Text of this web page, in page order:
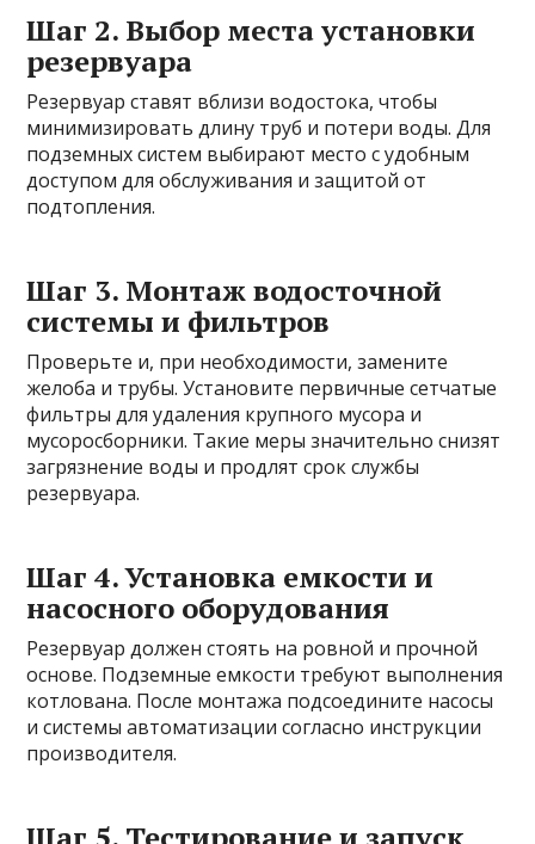
Шаг 2. Выбор места установки
резервуара
Резервуар ставят вблизи водостока, чтобы
минимизировать длину труб и потери воды. Для
подземных систем выбирают место с удобным
доступом для обслуживания и защитой от
подтопления.
Шаг 3. Монтаж водосточной
системы и фильтров
Проверьте и, при необходимости, замените
желоба и трубы. Установите первичные сетчатые
фильтры для удаления крупного мусора и
мусоросборники. Такие меры значительно снизят
загрязнение воды и продлят срок службы
резервуара.
Шаг 4. Установка емкости и
насосного оборудования
Резервуар должен стоять на ровной и прочной
основе. Подземные емкости требуют выполнения
котлована. После монтажа подсоедините насосы
и системы автоматизации согласно инструкции
производителя.